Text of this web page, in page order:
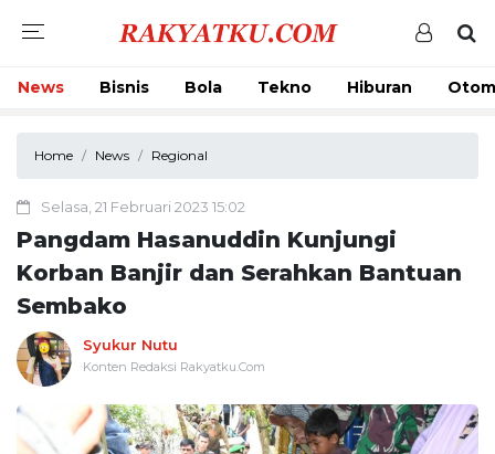
News Bisnis Bola Tekno Hiburan
Home News Regional
Selasa, 21 Februari 2023 15:02
Pangdam Hasanuddin Kunjungi
Korban Banjir dan Serahkan Bantuan
Sembako
Syukur Nutu
Konten Redaksi Rakyatku.Com